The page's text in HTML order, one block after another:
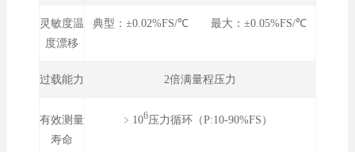
灵敏度温
度漂移
典型：±0.02%FS/℃ 最大：±0.05%FS/℃
过载能力 2倍满量程压力
有效测量
寿命
﹥106压力循环（P:10-90%FS）